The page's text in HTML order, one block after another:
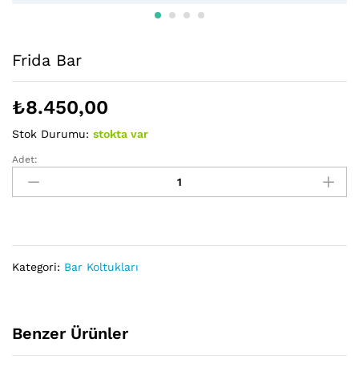
Frida Bar
₺8.450,00
Stok Durumu: stokta var
Frida
Bar
miktarı
Adet:
Kategori: Bar Koltukları
Benzer Ürünler